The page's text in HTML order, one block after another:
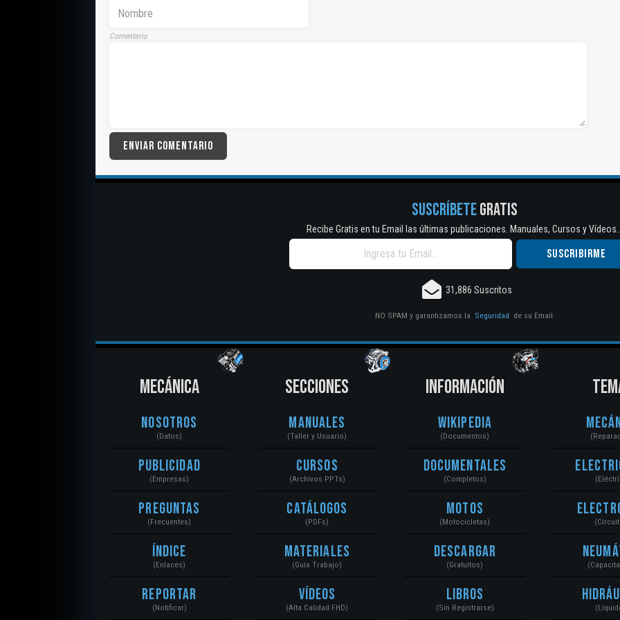
Comentario
SUSCRÍBETEGRATIS
Recibe Gratis en tu Email las últimas publicaciones. Manuales, Cursos y
31,886 Suscritos
NO SPAM y garantizamos la Seguridad de su Email.
MECÁNICA
Nosotros
(Datos)
Publicidad
(Empresas)
Preguntas
(Frecuentes)
Índice
(Enlaces)
Reportar
(Notificar)
SECCIONES
Manuales
(Taller y Usuario)
Cursos
(Archivos PPTs)
Catálogos
(PDFs)
Materiales
(Guía Trabajo)
Vídeos
(Alta Calidad FHD)
INFORMACIÓN
Wikipedia
(Documentos)
Documentales
(Completos)
Motos
(Motocicletas)
Descargar
(Gratuitos)
Libros
(Sin Registrarse)